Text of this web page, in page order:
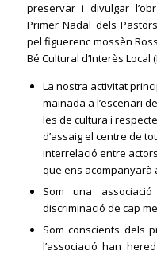
preservar i divulgar
Primer Nadal dels
pel figuerenc mossèn
Bé Cultural d’Interès Local
La nostra activitat
mainada a l’escenari
les de cultura i
d’assaig el centre de
interrelació entre
que ens acompanyarà
Som una
discriminació de cap
Som conscients dels
l’associació han